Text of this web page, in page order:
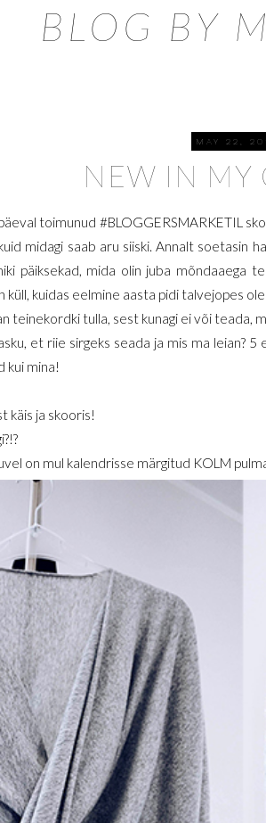
BLOG BY
MAY 22,
NEW IN MY
toimunud #BLOGGERSMARKETIL
midagi saab aru siiski. Annalt soetasin
päiksekad, mida olin juba mõndaaega
kuidas eelmine aasta pidi talvejopes
teinekordki tulla, sest kunagi ei või
et riie sirgeks seada ja mis ma
kui mina!
käis ja skooris!
on mul kalendrisse märgitud KOLM